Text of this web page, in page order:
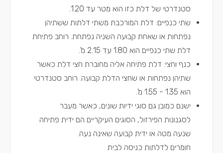
סטנדרטי של דלת כזו הוא מטר עד 1.20.
שתי כנפיים: דלת המורכבת משתי דלתות ששתיהן
נפתחות או שאחת קבועה השניה נפתחת. רוחב פתיחת
דלת שתי כנפיים הוא 1.80 עד 2.15 מ'.
כנף וחצי: דלת פתיחה אליה מחוברת חצי דלת כאשר
שתיהן נפתחות או שחצי הדלת קבועה. רוחב סטנדרטי
הוא 1.35 - 1.55 מ'.
ישנם כמובן גם סוגי ידיות שונים, כאשר מעבר
לסגנונות הפירזול, הסוגים העיקריים הם ידית פתיחה
שנעה מטה או ידית קבועה שאינה נעה.
חומרים לדלתות כניסה לבית